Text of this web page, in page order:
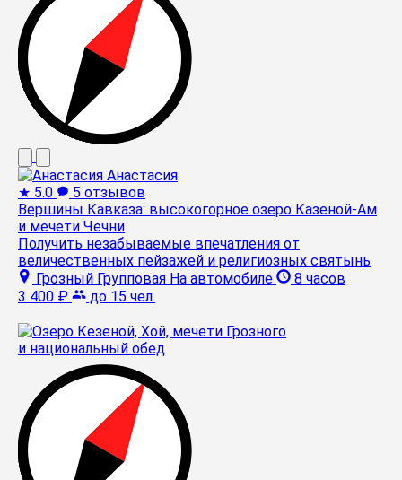
Анастасия
★ 5.0
5 отзывов
Вершины Кавказа: высокогорное озеро Казеной-Ам
и мечети Чечни
Получить незабываемые впечатления от
величественных пейзажей и религиозных святынь
Грозный Групповая На автомобиле
8 часов
3 400 ₽
до 15 чел.